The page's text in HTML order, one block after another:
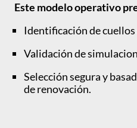
Este modelo operativo
Identificación de
Validación de
Selección segura y
de renovación.